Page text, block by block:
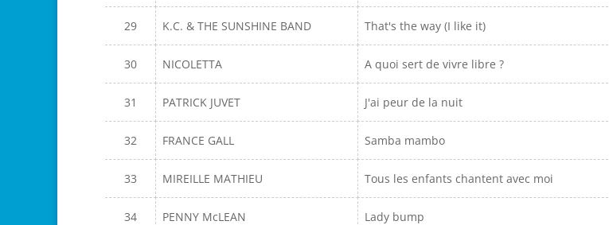
29 K.C. & THE SUNSHINE BAND That's the way (I like it)
30 NICOLETTA A quoi sert de vivre libre ?
31 PATRICK JUVET J'ai peur de la nuit
32 FRANCE GALL Samba mambo
33 MIREILLE MATHIEU Tous les enfants chantent avec moi
34 PENNY McLEAN Lady bump